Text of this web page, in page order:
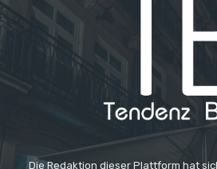
Die Redaktion dieser Plattform hat